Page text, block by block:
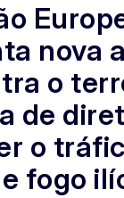
nova
o
de
o
fogo